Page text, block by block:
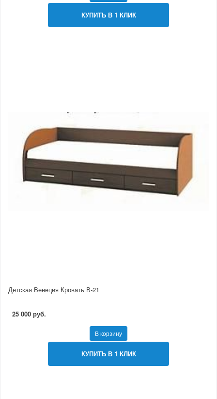
КУПИТЬ В 1 КЛИК
Детская Венеция Кровать В-21
25 000 руб.
В корзину
КУПИТЬ В 1 КЛИК